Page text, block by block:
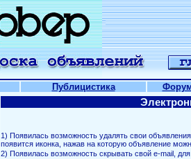
Публицистика
1) Появилась возможность удалять свои
появится иконка, нажав на которую объявление
2) Появилась возможность скрывать свой е-mail,